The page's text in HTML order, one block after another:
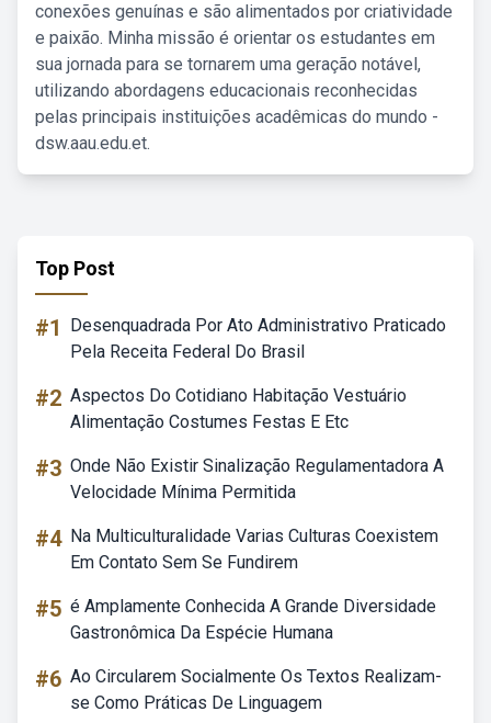
conexões genuínas e são alimentados por criatividade
e paixão. Minha missão é orientar os estudantes em
sua jornada para se tornarem uma geração notável,
utilizando abordagens educacionais reconhecidas
pelas principais instituições acadêmicas do mundo -
dsw.aau.edu.et.
Top Post
#1
Desenquadrada Por Ato Administrativo Praticado
Pela Receita Federal Do Brasil
#2 Aspectos Do Cotidiano Habitação Vestuário
Alimentação Costumes Festas E Etc
#3 Onde Não Existir Sinalização Regulamentadora A
Velocidade Mínima Permitida
#4 Na Multiculturalidade Varias Culturas Coexistem
Em Contato Sem Se Fundirem
#5 é Amplamente Conhecida A Grande Diversidade
Gastronômica Da Espécie Humana
#6 Ao Circularem Socialmente Os Textos Realizam-
se Como Práticas De Linguagem